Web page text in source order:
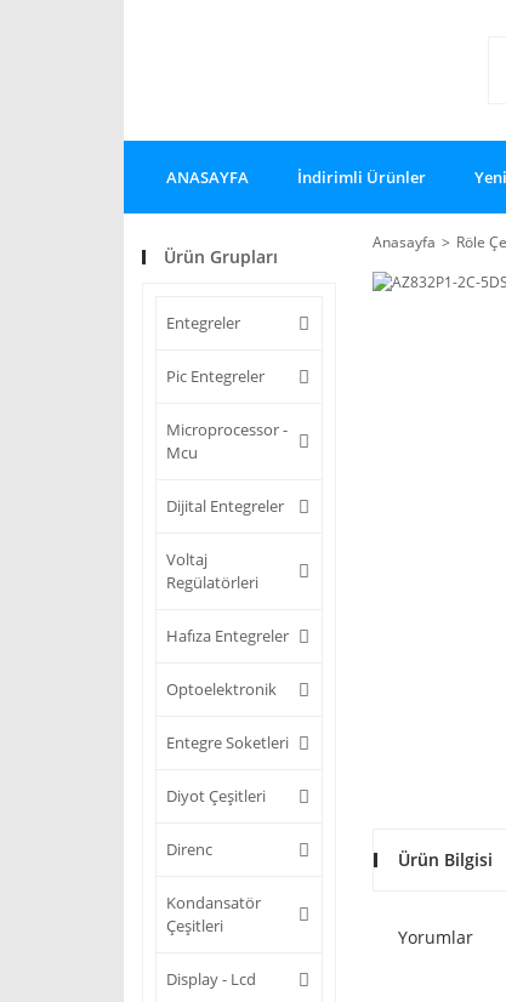
ANASAYFA İndirimli Ürünler
Ürün Grupları
Entegreler
Pic Entegreler
Microprocessor -
Mcu
Dijital Entegreler
Voltaj
Regülatörleri
Hafıza Entegreler
Optoelektronik
Entegre Soketleri
Diyot Çeşitleri
Direnc
Kondansatör
Çeşitleri
Display - Lcd
Anasayfa Röle
Ürün Bilgisi
Yorumlar